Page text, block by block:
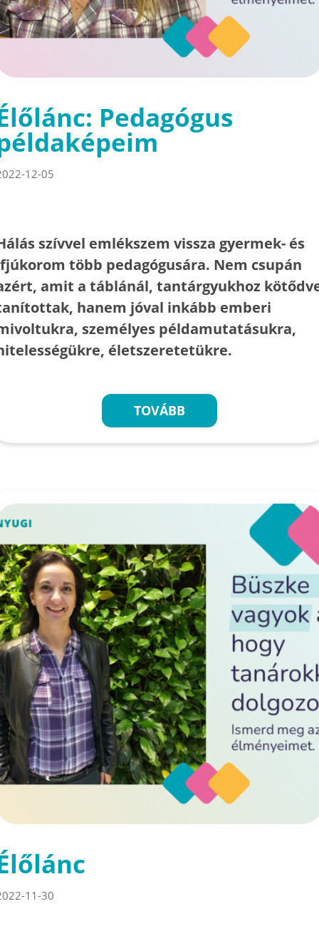
Pedagógus
12-05
szívvel emlékszem vissza gyermek- és
több pedagógusára. Nem csupán
amit a táblánál, tantárgyukhoz
hanem jóval inkább emberi
személyes példamutatásukra,
életszeretetükre.
TOVÁBB
11-30